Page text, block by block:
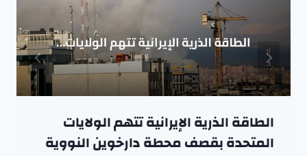
الطاقة الذرية الإيرانية تتهم الولايات
المتحدة بقصف محطة دارخوين النووية